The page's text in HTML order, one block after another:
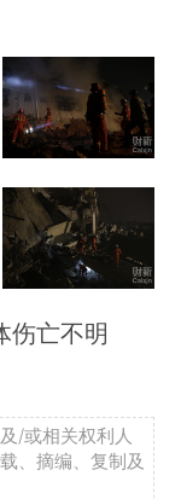
伤亡不明
/或相关权利人
、摘编、复制及